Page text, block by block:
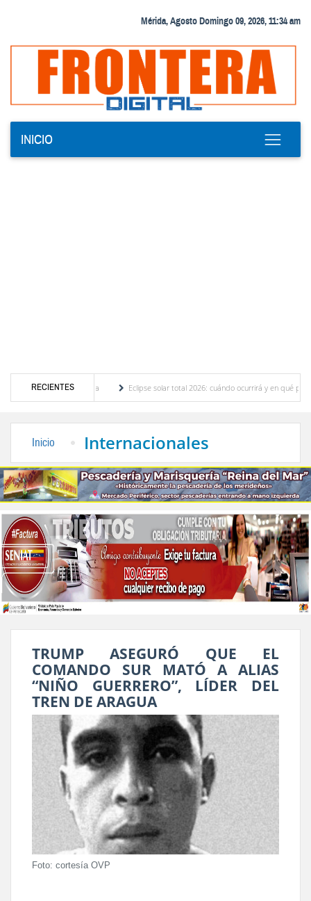
Mérida, Agosto Domingo 09, 2026, 11:34 am
INICIO
RECIENTES
en Mérida
Eclipse solar total 2026: cuándo ocurrirá y en qué países será
Inicio Internacionales
TRUMP ASEGURÓ QUE EL
COMANDO SUR MATÓ A ALIAS
“NIÑO GUERRERO”, LÍDER DEL
TREN DE ARAGUA
Foto: cortesía OVP